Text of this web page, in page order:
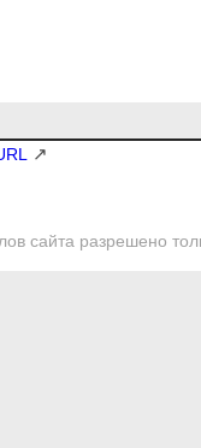
↗
сайта разрешено